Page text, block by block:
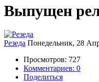
Выпущен
Резеда Понедельник, 28
Просмотров: 727
Комментариев: 0
Поделиться